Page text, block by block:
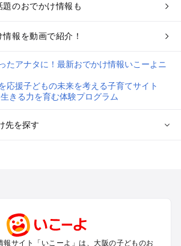
のおでかけ情報も
報を動画で紹介！
先を探す
本町・福島のプールお出かけ
・守口・門真のプールお出かけ
報サイト「いこーよ」は、大阪の子どものお